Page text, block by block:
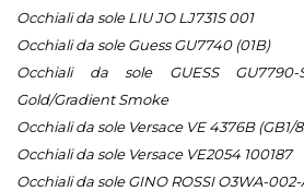
Occhiali da sole LIU JO LJ731S 001
Occhiali da sole Guess GU7740 (01B)
Occhiali da sole GUESS
Gold/Gradient Smoke
Occhiali da sole Versace VE 4376B (GB1/
Occhiali da sole Versace VE2054 100187
Occhiali da sole GINO ROSSI O3WA-